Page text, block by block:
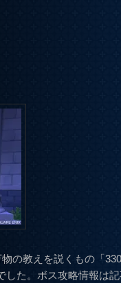
の教えを説くもの「
た。ボス攻略情報は記